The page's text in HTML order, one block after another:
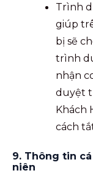
Trình
giúp
bị sẽ
trình
nhận
duyệt
Khách
cách
9. Thông tin
niên